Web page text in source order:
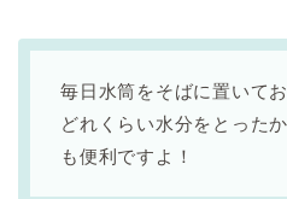
毎日水筒をそばに置いて
どれくらい水分をとった
も便利ですよ！